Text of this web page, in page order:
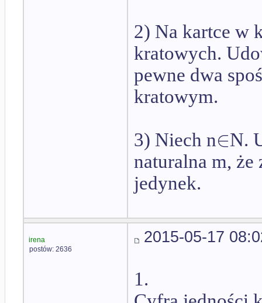
2) Na kartce w
kratowych.
pewne dwa
kratowym.
3) Niech n∈N.
naturalna m, że
jedynek.
irena
postów: 2636
2015-05-17
1.